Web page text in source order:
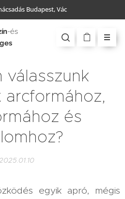
Budapest, Vác
-és
válasszunk
és
egyik apró, mégis